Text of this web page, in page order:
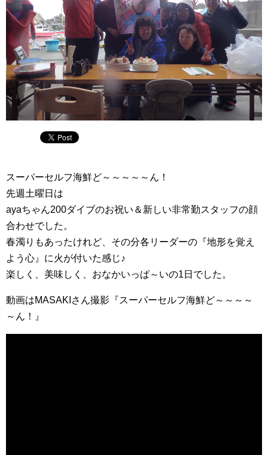
スーパーセルフ海鮮ど～～～～～ん！
先週土曜日は
ayaちゃん200ダイブのお祝い＆新しい非常勤スタッフの顔
合わせでした。
春濁りもあったけれど、その分各リーダーの『地形を覚え
よう心』に火が付いた感じ♪
楽しく、美味しく、おなかいっぱ～いの1日でした。
動画はMASAKIさん撮影『スーパーセルフ海鮮ど～～～～
～ん！』